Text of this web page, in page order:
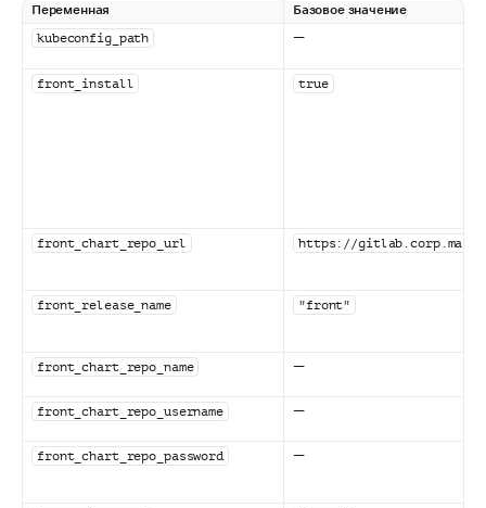
Переменная
Базовое значение
kubeconfig_path
—
front_install true
front_chart_repo_url https://
front_release_name "front"
front_chart_repo_name —
front_chart_repo_username —
front_chart_repo_password —